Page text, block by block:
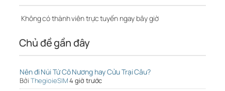
Không có thành viên trực tuyến ngay bây giờ
Chủ đề gần đây
Nên đi Núi Tứ Cô Nương hay Cửu Trại Câu?
Bởi ThegioieSIM4 giờ trước